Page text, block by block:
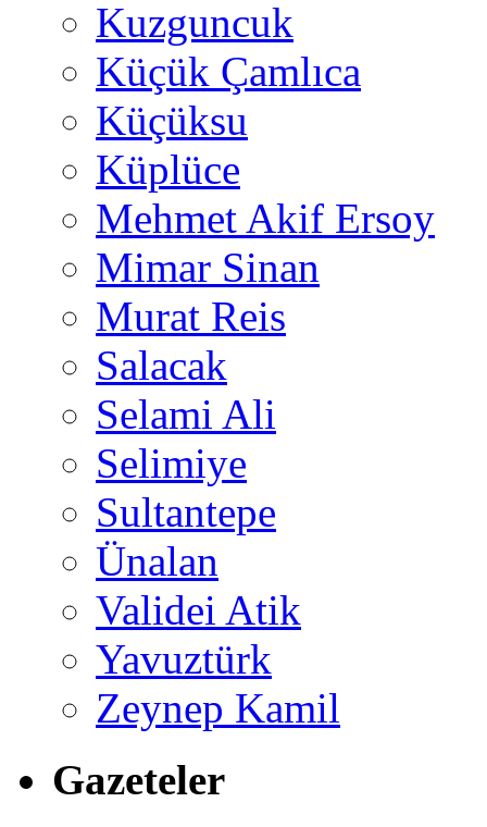
Kuzguncuk
Küçük Çamlıca
Küçüksu
Küplüce
Mehmet Akif Ersoy
Mimar Sinan
Murat Reis
Salacak
Selami Ali
Selimiye
Sultantepe
Ünalan
Validei Atik
Yavuztürk
Zeynep Kamil
Gazeteler